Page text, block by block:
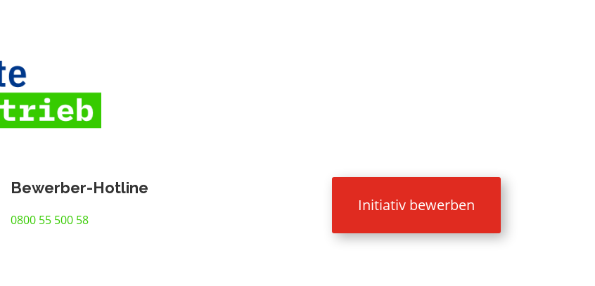
Bewerber-Hotline
0800 55 500 58
Initiativ bewerben